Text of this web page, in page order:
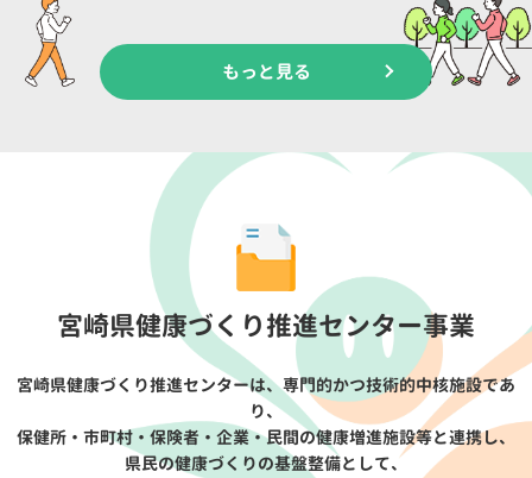
もっと見る
宮崎県健康づくり推進センター事業
宮崎県健康づくり推進センターは、専門的かつ技術的中核施設であ
り、
保健所・市町村・保険者・企業・民間の健康増進施設等と連携し、
県民の健康づくりの基盤整備として、